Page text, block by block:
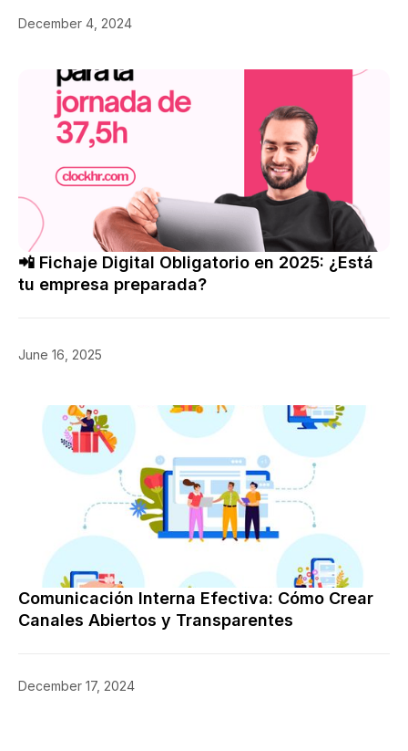
December 4, 2024
📲 Fichaje Digital Obligatorio en 2025: ¿Está
tu empresa preparada?
June 16, 2025
Comunicación Interna Efectiva: Cómo Crear
Canales Abiertos y Transparentes
December 17, 2024